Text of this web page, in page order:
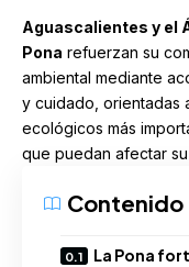
Aguascalientes y el
Pona refuerzan su
ambiental mediante
y cuidado, orientadas
ecológicos más
que puedan afectar
Contenido
La Pona